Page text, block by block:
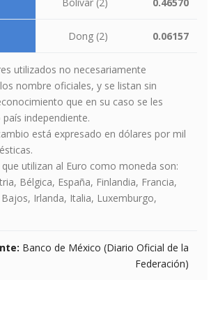
Dong (2) 0.06157
utilizados no necesariamente
nombre oficiales, y se listan sin
que en su caso se les
independiente.
está expresado en dólares por mil
utilizan al Euro como moneda son:
Bélgica, España, Finlandia, Francia,
Bajos, Irlanda, Italia, Luxemburgo,
Banco de México (Diario Oficial de la
Federación)